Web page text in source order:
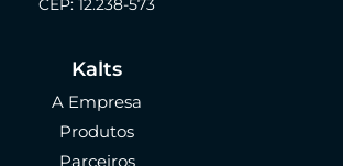
CEP: 12.238-573
Kalts
A Empresa
Produtos
Parceiros